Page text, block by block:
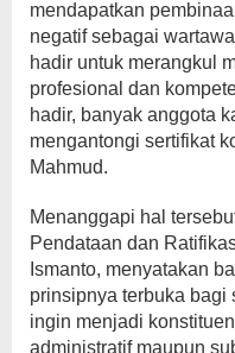
mendapatkan
negatif sebagai
hadir untuk merangkul
profesional dan
hadir, banyak anggota
mengantongi sertifikat
Mahmud.
Menanggapi hal
Pendataan dan
Ismanto, menyatakan
prinsipnya terbuka bagi
ingin menjadi
administratif maupun